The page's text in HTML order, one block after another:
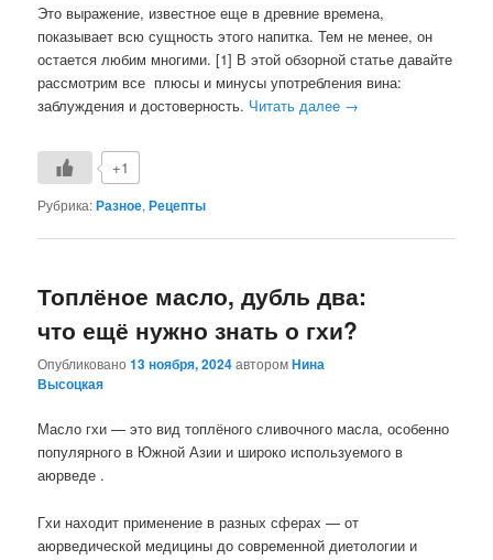
Это выражение, известное еще в древние времена,
показывает всю сущность этого напитка. Тем не менее, он
остается любим многими. [1] В этой обзорной статье давайте
рассмотрим все плюсы и минусы употребления вина:
заблуждения и достоверность. Читать далее →
+1
Рубрика:Разное,Рецепты
Топлёное масло, дубль два:
что ещё нужно знать о гхи?
Опубликовано13 ноября, 2024авторомНина
Высоцкая
Масло гхи — это вид топлёного сливочного масла, особенно
популярного в Южной Азии и широко используемого в
аюрведе .
Гхи находит применение в разных сферах — от
аюрведической медицины до современной диетологии и